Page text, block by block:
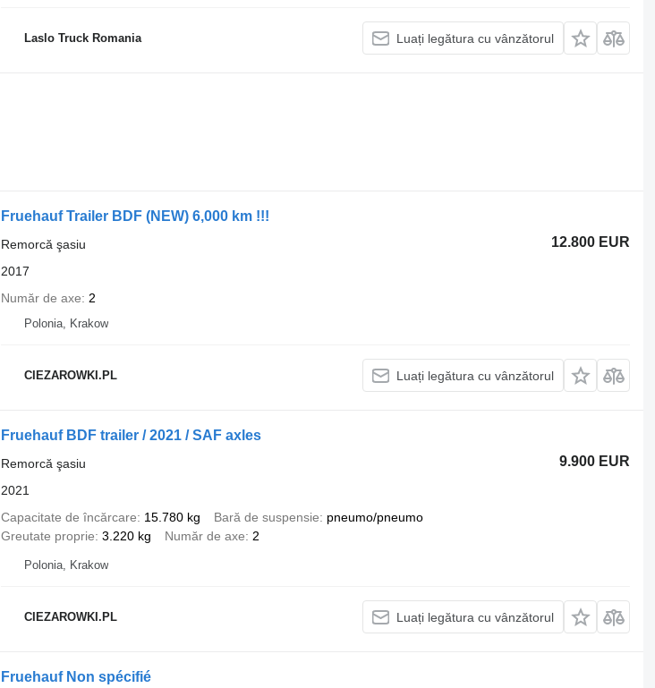
Laslo Truck Romania Luați legătura cu vânzătorul
Fruehauf Trailer BDF (NEW) 6,000 km !!!
12.800 EUR
Remorcă şasiu
2017
Număr de axe
2
Polonia, Krakow
CIEZAROWKI.PL Luați legătura cu vânzătorul
Fruehauf BDF trailer / 2021 / SAF axles
9.900 EUR
Remorcă şasiu
2021
Capacitate de încărcare
15.780 kg Bară de suspensie
pneumo/pneumo
Greutate proprie 3.220 kg Număr de axe 2
Polonia, Krakow
CIEZAROWKI.PL Luați legătura cu vânzătorul
Fruehauf Non spécifié